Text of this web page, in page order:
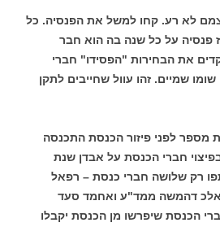
לא רע. קחו למשל את הפנסיה. כל
פנסיה על כל שנה בה הוא חבר
את הבחירות "הפסידו" חברי
שמיים. זהו עוול שחייבים לתקן
מספר לפני פיזור הכנסת התכנסה
חברי הכנסת על אבדן שנת
רק שלושה חברי כנסת – רפאל
דהמשה ממד"ע ואחמד סעד
הכנסת שיפרשו מן הכנסת יקבלו